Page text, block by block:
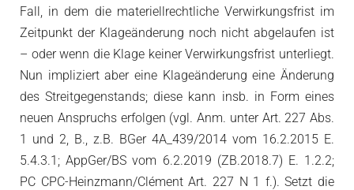
Fall, in dem die materiellrechtliche Verwirkungsfrist im
Zeitpunkt der Klageänderung noch nicht abgelaufen ist
– oder wenn die Klage keiner Verwirkungsfrist unterliegt.
Nun impliziert aber eine Klageänderung eine Änderung
des Streitgegenstands; diese kann insb. in Form eines
neuen Anspruchs erfolgen (vgl. Anm. unter Art. 227 Abs.
1 und 2, B., z.B. BGer 4A_439/2014 vom 16.2.2015 E.
5.4.3.1; AppGer/BS vom 6.2.2019 (ZB.2018.7) E. 1.2.2;
PC CPC-Heinzmann/Clément Art. 227 N 1 f.). Setzt die